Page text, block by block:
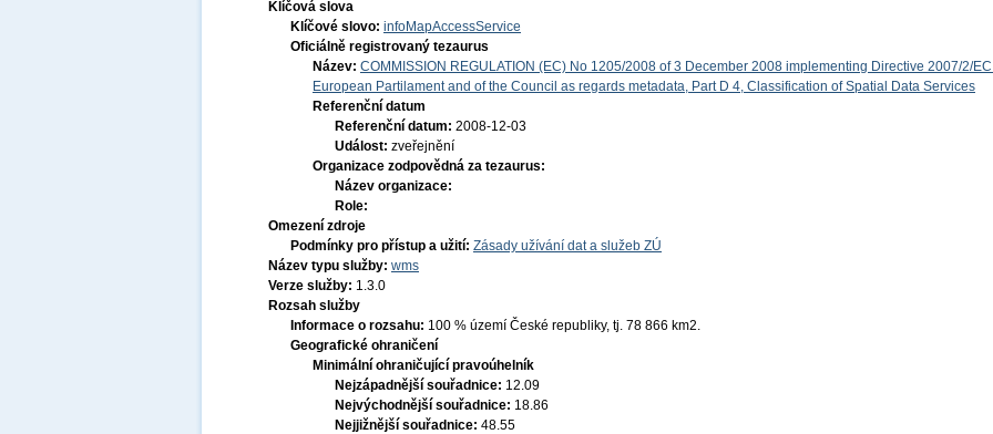
Klíčová slova
Klíčové slovo: infoMapAccessService
Oficiálně registrovaný tezaurus
Název: COMMISSION REGULATION (EC) No 1205/2008 of 3 December 2008 implementing Directive 2007/2/EC
European Partilament and of the Council as regards metadata, Part D 4, Classification of Spatial Data Services
Referenční datum
Referenční datum: 2008-12-03
Událost: zveřejnění
Organizace zodpovědná za tezaurus:
Název organizace:
Role:
Omezení zdroje
Podmínky pro přístup a užití: Zásady užívání dat a služeb ZÚ
Název typu služby: wms
Verze služby: 1.3.0
Rozsah služby
Informace o rozsahu: 100 % území České republiky, tj. 78 866 km2.
Geografické ohraničení
Minimální ohraničující pravoúhelník
Nejzápadnější souřadnice: 12.09
Nejvýchodnější souřadnice: 18.86
Nejjižnější souřadnice: 48.55